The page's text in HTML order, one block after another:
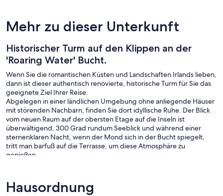
Mehr zu dieser Unterkunft
Historischer Turm auf den Klippen an der
'Roaring Water' Bucht.
Wenn Sie die romantischen Küsten und Landschaften Irlands lieben,
dann ist dieser authentisch renovierte, historische Turm für Sie das
geeignete Ziel Ihrer Reise.
Abgelegen in einer ländlichen Umgebung ohne anliegende Häuser
mit störenden Nachbarn, finden Sie dort idyllische Ruhe. Der Blick
vom neuen Raum auf der obersten Etage auf die Inseln ist
überwältigend, 300 Grad rundum Seeblick und während einer
sternenklaren Nacht, wenn der Mond sich in der Bucht spiegelt,
tritt man barfuß auf die Terrasse, um diese Atmosphäre zu
genießen.
luxuriösen und rustikalem Stil gelegt.
Hausordnung